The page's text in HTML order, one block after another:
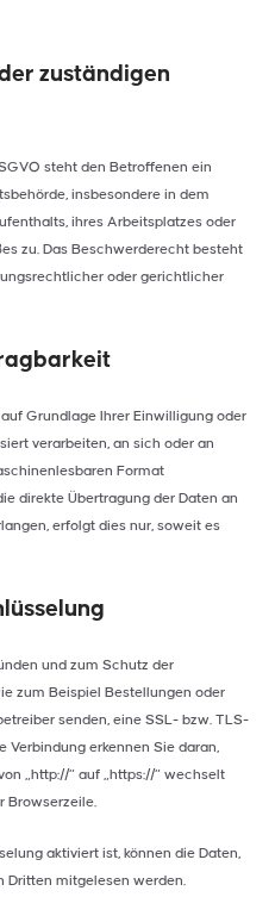
zuständigen
steht den Betroffenen ein
insbesondere in dem
ihres Arbeitsplatzes oder
zu. Das Beschwerderecht besteht
oder gerichtlicher
Grundlage Ihrer Einwilligung oder
verarbeiten, an sich oder an
Format
direkte Übertragung der Daten an
erfolgt dies nur, soweit es
und zum Schutz der
zum Beispiel Bestellungen oder
senden, eine SSL- bzw. TLS-
Verbindung erkennen Sie daran,
„http://“ auf „https://“ wechselt
Browserzeile.
aktiviert ist, können die Daten,
Dritten mitgelesen werden.